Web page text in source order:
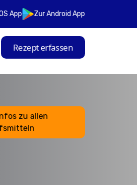
App Zur Android App
Rezept erfassen
zu allen